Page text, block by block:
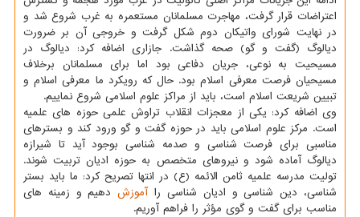
اعتراضات قرار گرفت، مهاجرت مسلمانان مستعمره به غرب شروع شد و
در نهایت شورای واتیکان دوم شکل گرفت و خروجی آن بر ضرورت
دیالوگ (گفت و گو) صحه گذاشت. جازاری اضافه کرد: دیالوگ در
مسیحیت به نوعی، جریان دفاعی بود اما برای مسلمانان برخلاف
مسیحیان فرصت معرفی اسلام بود. حال که رویکرد ما معرفی اسلام و
تبیین شریعت اسلام است، باید از مراکز علوم اسلامی شروع نماییم.
وی اضافه کرد: یکی از معجزات انقلاب تراوش علمی حوزه های علمیه
است. مرکز علوم اسلامی باید در حوزه گفت و گو ورود کند و بسترهای
مناسبی برای فرصت شناسی و صدمه شناسی بوجود آید تا شیرازه
دیالوگ آماده شود و نیروهای متخصص به حوزه ادیان تربیت شوند.
تولیت مدرسه علمیه ثامن الائمه (ع) در انتها تصریح کرد: ما باید بستر
شناسی، دین شناسی و ادیان شناسی راآموزشدهیم و زمینه های
مناسب برای گفت و گوی مؤثر را فراهم آوریم.